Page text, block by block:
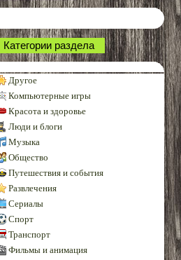
Категории раздела
Другое
Компьютерные игры
Красота и здоровье
Люди и блоги
Музыка
Общество
Путешествия и события
Развлечения
Сериалы
Спорт
Транспорт
Фильмы и анимация